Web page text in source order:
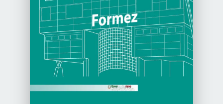
Proposte di pubblicazione
Gangemi Editore
Newsletter